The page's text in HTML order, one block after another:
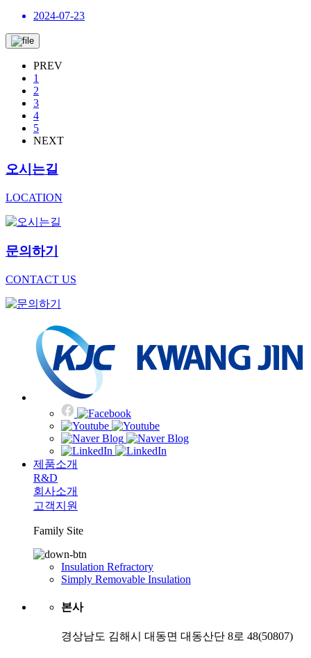
2024-07-23
PREV
1
2
3
4
5
NEXT
오시는길
LOCATION
문의하기
CONTACT US
제품소개
R&D
회사소개
고객지원
Family Site
Insulation Refractory
Simply Removable Insulation
본사
경상남도 김해시 대동면 대동산단 8로 48(50807)